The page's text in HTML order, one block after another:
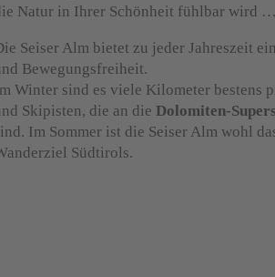
Natur in Ihrer Schönheit fühlbar wird
Seiser Alm bietet zu jeder Jahreszeit
Bewegungsfreiheit.
Winter sind es viele Kilometer bestens
Skipisten, die an die Dolomiten-
Im Sommer ist die Seiser Alm wohl
Südtirols.